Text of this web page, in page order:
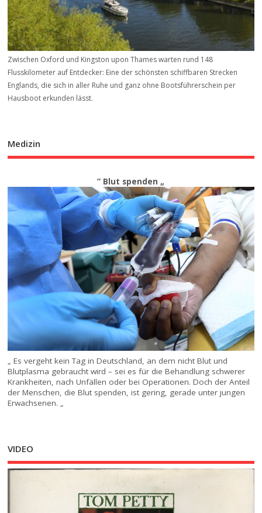
Zwischen Oxford und Kingston upon Thames warten rund 148
Flusskilometer auf Entdecker: Eine der schönsten schiffbaren Strecken
Englands, die sich in aller Ruhe und ganz ohne Bootsführerschein per
Hausboot erkunden lässt.
Medizin
“ Blut spenden „
„ Es vergeht kein Tag in Deutschland, an dem nicht Blut und
Blutplasma gebraucht wird – sei es für die Behandlung schwerer
Krankheiten, nach Unfällen oder bei Operationen. Doch der Anteil
der Menschen, die Blut spenden, ist gering, gerade unter jungen
Erwachsenen. „
VIDEO